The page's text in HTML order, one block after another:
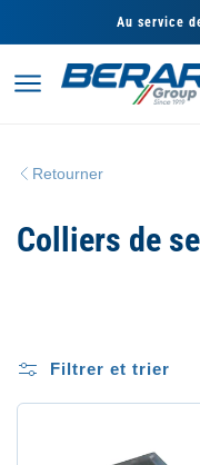
au
contenu
Au service
Retourner
C
l
e
Colliers de
Filtrer et trier